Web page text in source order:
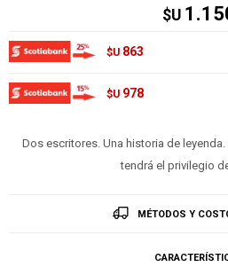
$U
$U 863
$U 978
Dos escritores. Una historia de
tendrá el privilegio
MÉTODOS Y